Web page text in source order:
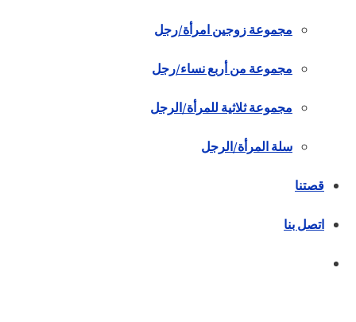
مجموعة زوجين امرأة/رجل
مجموعة من أربع نساء/رجل
مجموعة ثلاثية للمرأة/الرجل
سلة المرأة/الرجل
قصتنا
اتصل بنا